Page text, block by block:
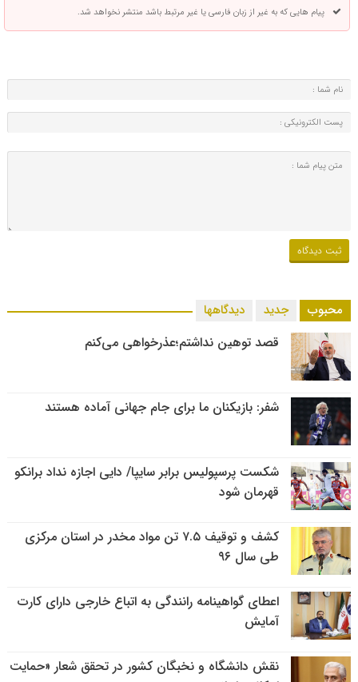
پیام هایی که به غیر از زبان فارسی یا غیر مرتبط باشد منتشر نخواهد شد.
محبوب جدید دیدگاهها
قصد توهین نداشتم؛عذرخواهی می‌کنم
شفر: بازیکنان ما برای جام جهانی آماده هستند
شکست پرسپولیس برابر سایپا/ دایی اجازه نداد برانکو
قهرمان شود
کشف و توقیف ۷.۵ تن مواد مخدر در استان مرکزی
طی سال ۹۶
اعطای گواهینامه رانندگی به اتباع خارجی دارای کارت
آمایش
نقش دانشگاه و نخبگان کشور در تحقق شعار «حمایت